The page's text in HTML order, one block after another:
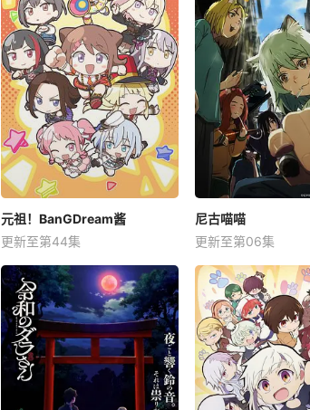
元祖！BanGDream酱
更新至第44集
尼古喵喵
更新至第06集